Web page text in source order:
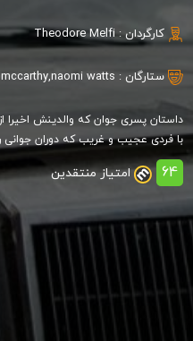
کارگردان : Theodore Melfi
ستارگان : ,naomi watts
داستان پسری جوان که والدینش اخیرا
با فردی عجیب و غریب که دوران جوانی
64 امتیاز منتقدین